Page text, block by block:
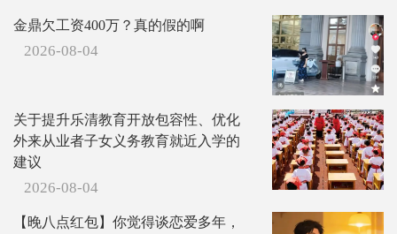
金鼎欠工资400万？真的假的啊
2026-08-04
关于提升乐清教育开放包容性、优化
外来从业者子女义务教育就近入学的
建议
2026-08-04
【晚八点红包】你觉得谈恋爱多年，